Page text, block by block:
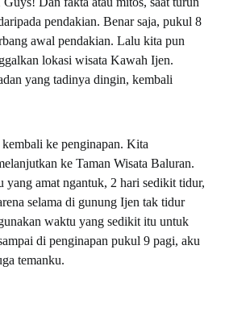
pendakian. Benar saja, pukul 8
awal pendakian. Lalu kita pun
lokasi wisata Kawah Ijen.
yang tadinya dingin, kembali
ke penginapan. Kita
ke Taman Wisata Baluran.
yang amat ngantuk, 2 hari sedikit tidur,
selama di gunung Ijen tak tidur
waktu yang sedikit itu untuk
di penginapan pukul 9 pagi, aku
temanku.